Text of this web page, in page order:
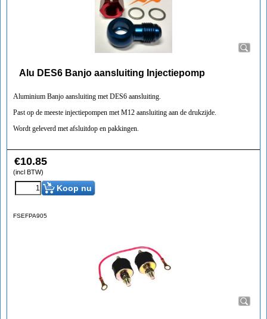
Alu DES6 Banjo aansluiting Injectiepomp
Aluminium Banjo aansluiting met DES6 aansluiting.
Past op de meeste injectiepompen met M12 aansluiting aan de drukzijde.
Wordt geleverd met afsluitdop en pakkingen.
€10.85
(incl BTW)
Koop nu
FSEFPA905